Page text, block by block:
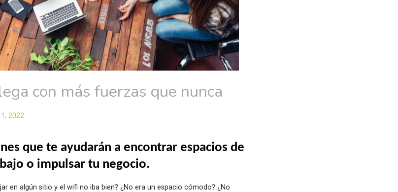
con más fuerzas que nunca
2022
que te ayudarán a encontrar espacios de
o impulsar tu negocio.
en algún sitio y el wifi no iba bien? ¿No era un espacio cómodo? ¿No